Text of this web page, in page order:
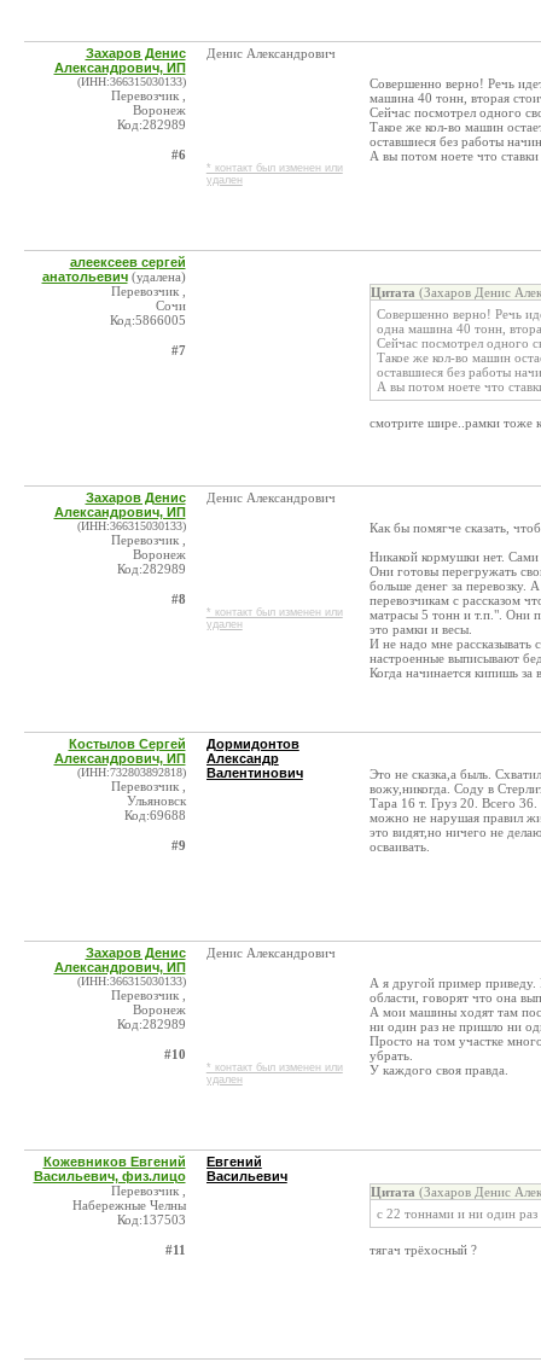
Захаров Денис
Александрович, ИП
(ИНН:366315030133)
Перевозчик ,
Воронеж
Код:282989
#6
Денис Александрович
* контакт был изменен или
удален
Совершенно верно! Речь
машина 40 тонн, вторая
Сейчас посмотрел одного
Такое же кол-во машин
оставшиеся без работы
А вы потом ноете что ставки
алеексеев сергей
анатольевич (удалена)
Перевозчик ,
Сочи
Код:5866005
#7
Цитата (Захаров Денис
Совершенно верно! Речь
одна машина 40 тонн,
Сейчас посмотрел одного
Такое же кол-во машин
оставшиеся без работы
А вы потом ноете что
смотрите шире..рамки тоже
Захаров Денис
Александрович, ИП
(ИНН:366315030133)
Перевозчик ,
Воронеж
Код:282989
#8
Денис Александрович
* контакт был изменен или
удален
Как бы помягче сказать,
Никакой кормушки нет.
Они готовы перегружать
больше денег за перевозку.
перевозчикам с рассказом
матрасы 5 тонн и т.п.". Они
это рамки и весы.
И не надо мне рассказывать
настроенные выписывают
Когда начинается кипишь за
Костылов Сергей
Александрович, ИП
(ИНН:732803892818)
Перевозчик ,
Ульяновск
Код:69688
#9
Дормидонтов
Александр
Валентинович
Это не сказка,а быль.
вожу,никогда. Соду в
Тара 16 т. Груз 20. Всего
можно не нарушая правил
это видят,но ничего не
осваивать.
Захаров Денис
Александрович, ИП
(ИНН:366315030133)
Перевозчик ,
Воронеж
Код:282989
#10
Денис Александрович
* контакт был изменен или
удален
А я другой пример
области, говорят что она
А мои машины ходят там
ни один раз не пришло ни
Просто на том участке
убрать.
У каждого своя правда.
Кожевников Евгений
Васильевич, физ.лицо
Перевозчик ,
Набережные Челны
Код:137503
#11
Евгений
Васильевич
Цитата (Захаров Денис
с 22 тоннами и ни один
тягач трёхосный ?